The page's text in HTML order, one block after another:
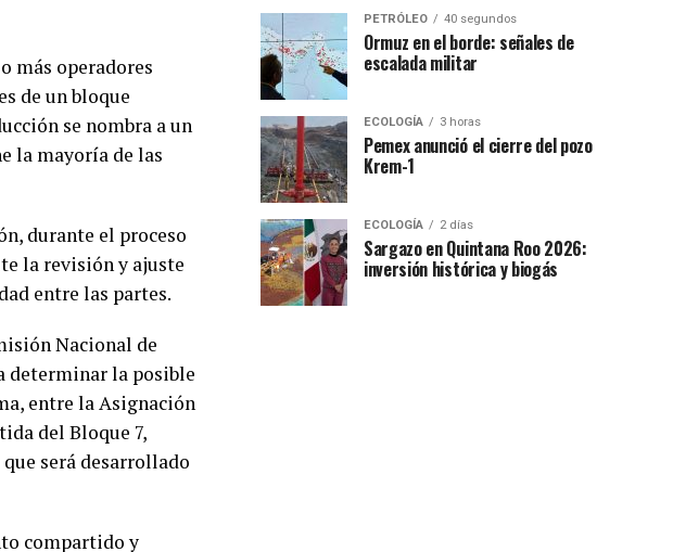
más operadores
de un bloque
se nombra a un
la mayoría de las
durante el proceso
la revisión y ajuste
entre las partes.
Nacional de
determinar la posible
entre la Asignación
del Bloque 7,
será desarrollado
compartido y
PETRÓLEO 40 segundos
Ormuz en el borde: señales de
escalada militar
ECOLOGÍA 3 horas
Pemex anunció el cierre del pozo
Krem-1
ECOLOGÍA 2 días
Sargazo en Quintana Roo 2026:
inversión histórica y biogás